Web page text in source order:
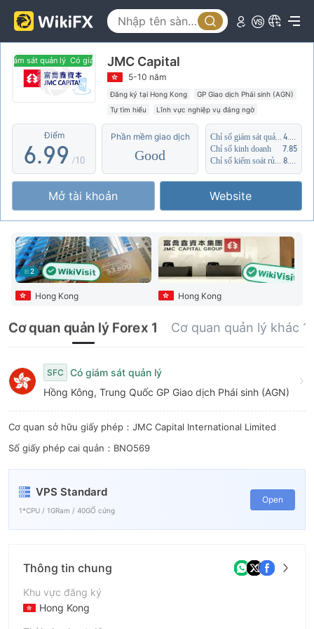
sát quản lý Có giám sát quản lýJMC Capital
5-10 năm
Đăng ký tại Hong Kong
GP Giao dịch Phái sinh (AGN)
Tự tìm hiểu
Lĩnh vực nghiệp vụ đáng ngờ
Điểm
1
2
3
5
6
7
8
9
.
4
5
6
8
9
4
5
6
8
9 /10
Phần mềm giao dịch
Good
Chỉ số kinh doanh
7.85
Mở tài khoản Website
2
Hong Kong Hong Kong
Cơ quan quản lý Forex 1 Cơ quan quản lý khác 1
SFC
Có giám sát quản lý
Hồng Kông, Trung Quốc GP Giao dịch Phái sinh (AGN)
Cơ quan sở hữu giấy phép：JMC Capital International Limited
Số giấy phép cai quản：BNO569
VPS Standard
1*CPU / 1GRam / 40GỔ cứng
Open
Thông tin chung
Khu vực đăng ký
Hong Kong